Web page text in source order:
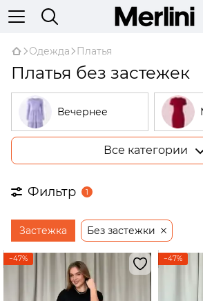
Одежда Платья
Платья без застежек
Вечернее
размеры
На запах
Бежевые
Платья-
трапеции
Все категории
Фильтр 1
Застежка Без застежки
−47% −47%